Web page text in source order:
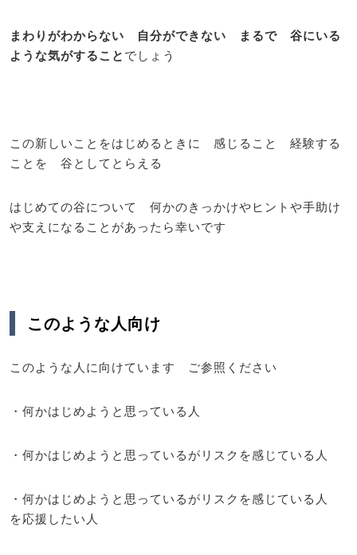
まわりがわからない 自分ができない まるで 谷にいる
ような気がすること でしょう
この新しいことをはじめるときに 感じること 経験する
ことを 谷としてとらえる
はじめての谷について 何かのきっかけやヒントや手助け
や支えになることがあったら幸いです
このような人向け
このような人に向けています ご参照ください
・何かはじめようと思っている人
・何かはじめようと思っているがリスクを感じている人
・何かはじめようと思っているがリスクを感じている人
を応援したい人